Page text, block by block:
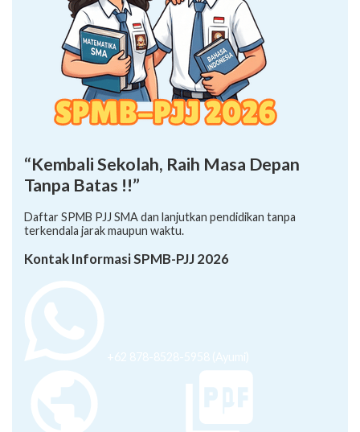
“Kembali Sekolah, Raih Masa Depan
Tanpa Batas !!”
Daftar SPMB PJJ SMA dan lanjutkan pendidikan tanpa
terkendala jarak maupun waktu.
Kontak Informasi SPMB-PJJ 2026
+62 878-8528-5958 (Ayumi)